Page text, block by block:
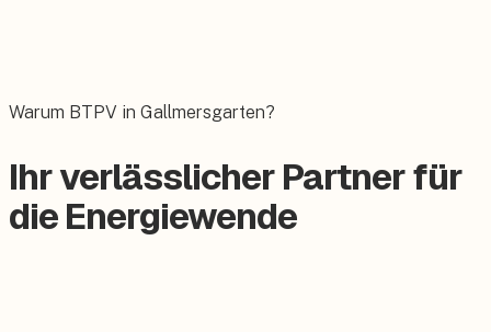
Warum BTPV in Gallmersgarten?
Ihr verlässlicher Partner für
die Energiewende